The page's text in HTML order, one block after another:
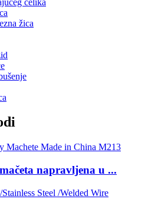
žica
napravljena u ...